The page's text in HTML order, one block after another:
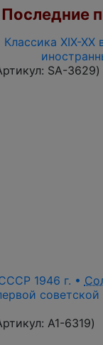
Последние
Классика XIX-
SA-3629)
1946 г. •
A1-6319)